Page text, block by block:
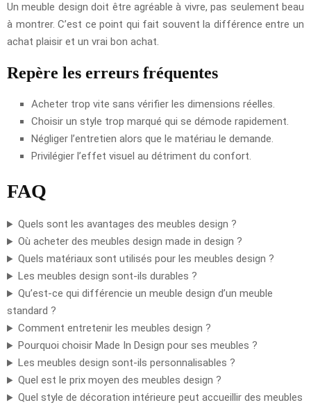
Un meuble design doit être agréable à vivre, pas seulement beau
à montrer. C’est ce point qui fait souvent la différence entre un
achat plaisir et un vrai bon achat.
Repère les erreurs fréquentes
Acheter trop vite sans vérifier les dimensions réelles.
Choisir un style trop marqué qui se démode rapidement.
Négliger l’entretien alors que le matériau le demande.
Privilégier l’effet visuel au détriment du confort.
FAQ
Quels sont les avantages des meubles design ?
Où acheter des meubles design made in design ?
Quels matériaux sont utilisés pour les meubles design ?
Les meubles design sont-ils durables ?
Qu’est-ce qui différencie un meuble design d’un meuble
standard ?
Comment entretenir les meubles design ?
Pourquoi choisir Made In Design pour ses meubles ?
Les meubles design sont-ils personnalisables ?
Quel est le prix moyen des meubles design ?
Quel style de décoration intérieure peut accueillir des meubles